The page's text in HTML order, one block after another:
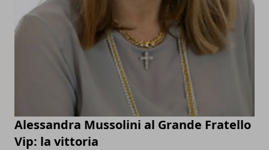
Alessandra Mussolini al Grande Fratello
Vip: la vittoria